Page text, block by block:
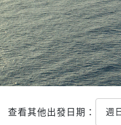
查看其他出發日期： 週